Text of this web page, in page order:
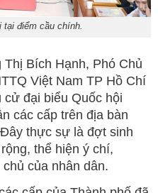
tại điểm cầu chính.
Bích Hạnh, Phó Chủ
Việt Nam TP Hồ Chí
cử đại biểu Quốc hội
các cấp trên địa bàn
thực sự là đợt sinh
thể hiện ý chí,
của nhân dân.